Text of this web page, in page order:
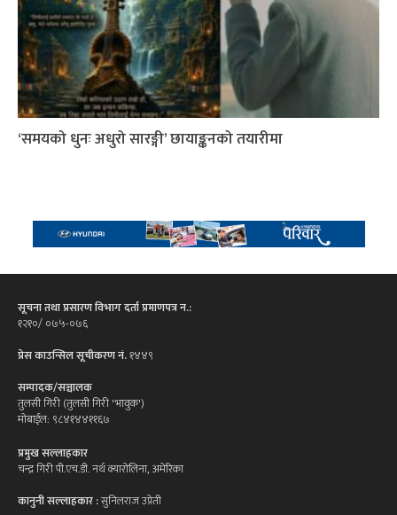
‘समयको धुनः अधुरो सारङ्गी’ छायाङ्कनको तयारीमा
सूचना तथा प्रसारण विभाग दर्ता प्रमाणपत्र न.:
१२१०/ ०७५-०७६
प्रेस काउन्सिल सूचीकरण नं.१४४९
सम्पादक/सञ्चालक
तुलसी गिरी (तुलसी गिरी 'भावुक')
मोबाईल: ९८४१४४११६७
प्रमुख सल्लाहकार
चन्द्र गिरी पी.एच.डी. नर्थ क्यारोलिना, अमेरिका
कानुनी सल्लाहकार :सुनिलराज उप्रेती